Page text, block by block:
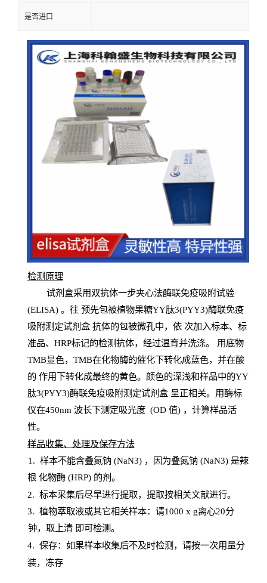
是否进口
检测原理
试剂盒采用双抗体一步夹心法酶联免疫吸附试验
(ELISA) 。往 预先包被植物果糖YY肽3(PYY3)酶联免疫
吸附测定试剂盒抗体的包被微孔中，依 次加入标本、标
准品、 HRP标记的检测抗体，经过温育并洗涤。
用底物
TMB显色， TMB在化物酶的催化下转化成蓝色，并在酸
的 作用下转化成最终的黄色。颜色的深浅和样品中的YY
肽3(PYY3)酶联免疫吸附测定试剂盒呈正相关。用酶标
仪在450nm 波长下测定吸光度 (OD 值) ，计算样品活
性。
样品收集、处理及保存方法
1 . 样本不能含叠氮钠(NaN3) ，因为叠氮钠 (NaN3) 是辣
根 化物酶(HRP) 的剂。
2. 标本采集后尽早进行提取，提取按相关文献进行。
3. 植物萃取液或其它相关样本：请1000 x g离心20分
钟，取上清 即可检测。
4. 保存：如果样本收集后不及时检测，请按一次用量分
装，冻存